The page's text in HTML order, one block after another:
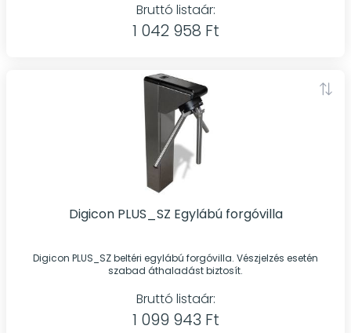
Bruttó listaár:
1 042 958 Ft
Digicon PLUS_SZ Egylábú forgóvilla
Digicon PLUS_SZ beltéri egylábú forgóvilla. Vészjelzés esetén
szabad áthaladást biztosít.
Bruttó listaár:
1 099 943 Ft